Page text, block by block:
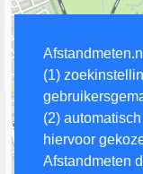
(1)
(2)
hiervoor
Afstandmeten